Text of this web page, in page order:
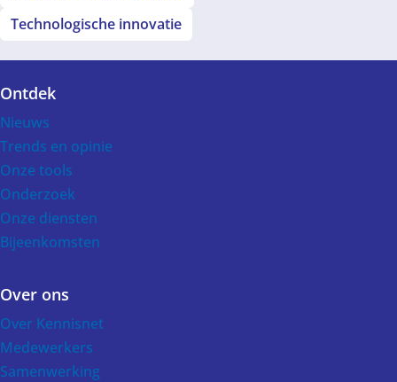
Technologische innovatie
Voet
Ontdek
Nieuws
Trends en opinie
Onze tools
Onderzoek
Onze diensten
Bijeenkomsten
Over ons
Over Kennisnet
Medewerkers
Samenwerking